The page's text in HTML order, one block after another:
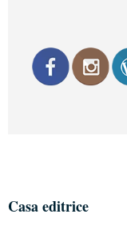
Casa editrice